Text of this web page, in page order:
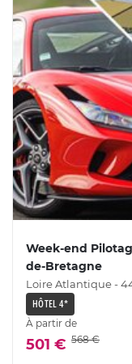
Week-end
de-Bretagne
Loire Atlantique -
HÔTEL 4*
À partir de
501 € 568 €